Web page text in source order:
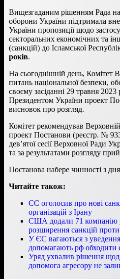
Вищезгаданим рішенням Рада
оборони України підтримала
України пропозиції щодо
секторальних економічних та
(санкцій) до Ісламської
років.
На сьогоднішній день, Комітет
питань національної безпеки,
своєму засіданні 29 травня
Президентом України проект
висновок про розгляд.
Комітет рекомендував
проект Постанови (реєстр. №
дев’ятої сесії Верховної Ради
та за результатами розгляду
Постанова набере чинності з
Читайте також:
ЄС оголосив про нові
організацій з Ірану
США додали 71 компанію
розширення санкцій проти
У ЄС вагаються з
допомагають рф обходити
Уряд ухвалив рішення
допомога агресору не